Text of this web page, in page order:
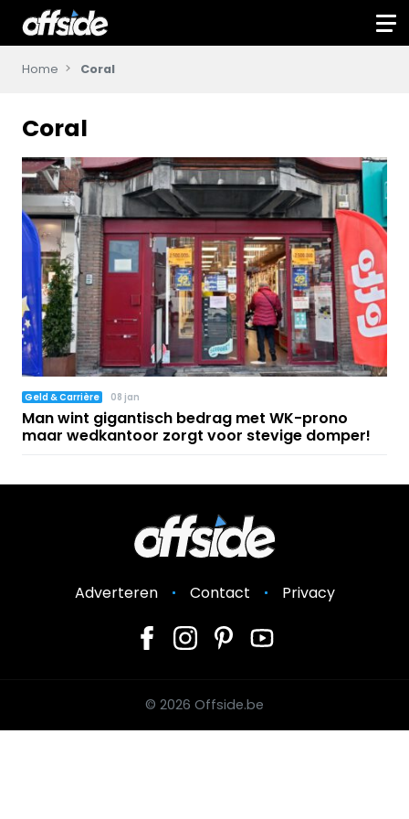
Home Coral
Coral
Geld & Carrière 08 jan
Man wint gigantisch bedrag met WK-prono
maar wedkantoor zorgt voor stevige domper!
Adverteren Contact Privacy
© 2026 Offside.be